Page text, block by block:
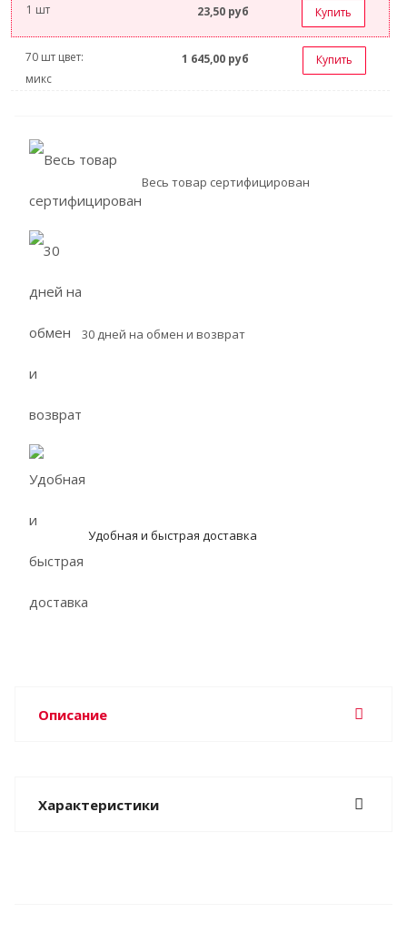
1 шт 23,50руб Купить
70 шт цвет:
микс
1 645,00 руб Купить
Весь товар сертифицирован
30 дней на обмен и возврат
Удобная и быстрая доставка
Описание
Характеристики